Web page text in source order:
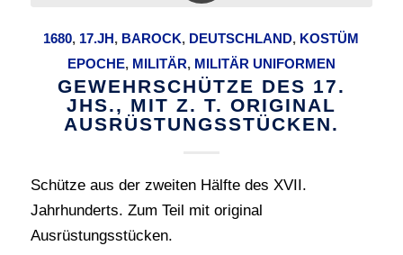
1680, 17.JH, BAROCK, DEUTSCHLAND, KOSTÜM
EPOCHE, MILITÄR, MILITÄR UNIFORMEN
GEWEHRSCHÜTZE DES 17.
JHS., MIT Z. T. ORIGINAL
AUSRÜSTUNGSSTÜCKEN.
Schütze aus der zweiten Hälfte des XVII.
Jahrhunderts. Zum Teil mit original
Ausrüstungsstücken.